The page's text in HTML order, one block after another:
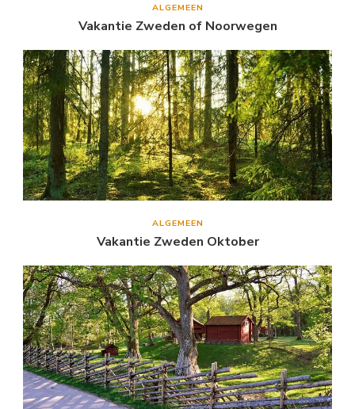
ALGEMEEN
Vakantie Zweden of Noorwegen
ALGEMEEN
Vakantie Zweden Oktober